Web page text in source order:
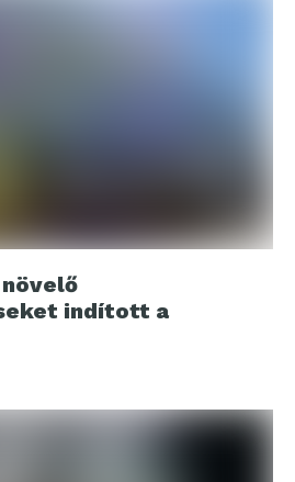
indított a